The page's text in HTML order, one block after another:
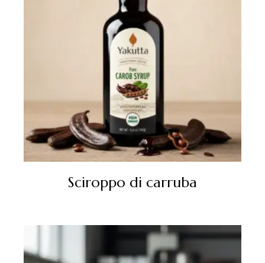
Sciroppo di carruba